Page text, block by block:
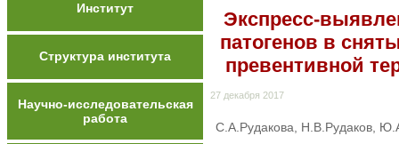
Институт
Структура института
Научно-исследовательская
работа
Экспресс-
патогенов в
превентивной
27 декабря 2017
С.А.Рудакова, Н.В.Рудаков,